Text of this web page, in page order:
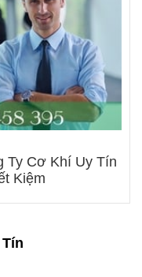
Ty Cơ Khí Uy Tín
Kiệm